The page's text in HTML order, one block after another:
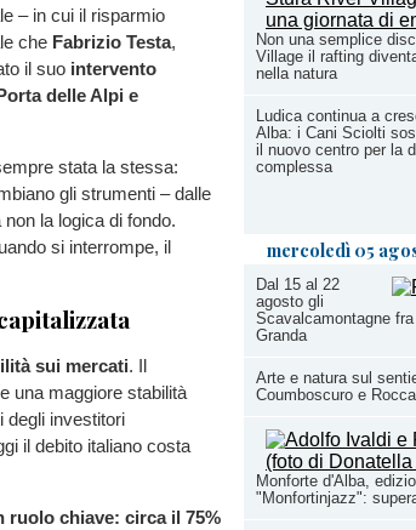
Non una semplice
Village il rafting
nella natura
Ludica continua a
Alba: i Cani Sciolti
il nuovo centro per la
complessa
mercoledì 05
Dal 15 al 22
agosto gli
Scavalcamontagne
Granda
Arte e natura sul
Coumboscuro e
Monforte d'Alba,
"Monfortinjazz":
– in cui il risparmio
che Fabrizio Testa,
il suo intervento
delle Alpi e
stata la stessa:
gli strumenti – dalle
la logica di fondo.
si interrompe, il
sui mercati. Il
una maggiore stabilità
degli investitori
il debito italiano costa
chiave: circa il 75%